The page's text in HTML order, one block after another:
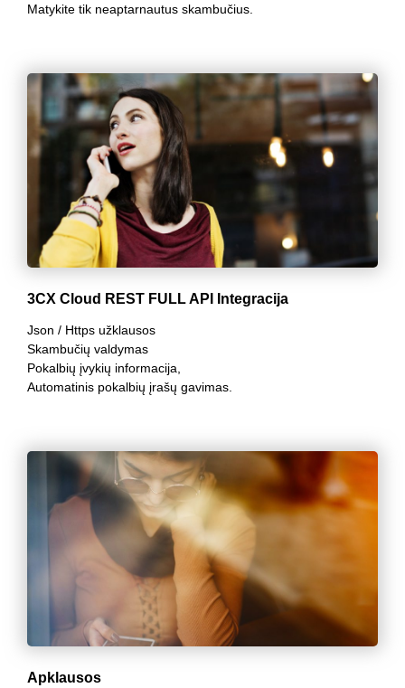
Matykite tik neaptarnautus skambučius.
3CX Cloud REST FULL API Integracija
Json / Https užklausos
Skambučių valdymas
Pokalbių įvykių informacija,
Automatinis pokalbių įrašų gavimas.
Apklausos